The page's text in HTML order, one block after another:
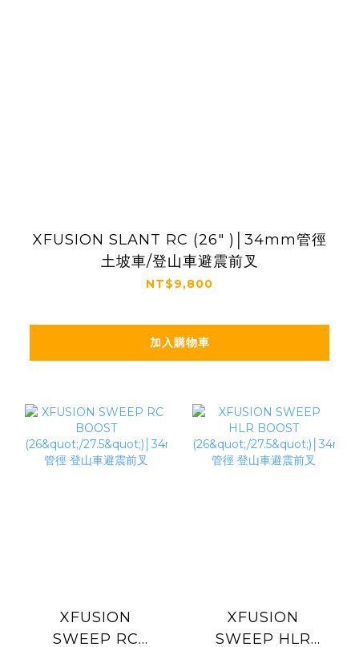
XFUSION SLANT RC (26" )│34mm管徑
土坡車/登山車避震前叉
NT$9,800
加入購物車
XFUSION
SWEEP RC
XFUSION
SWEEP HLR